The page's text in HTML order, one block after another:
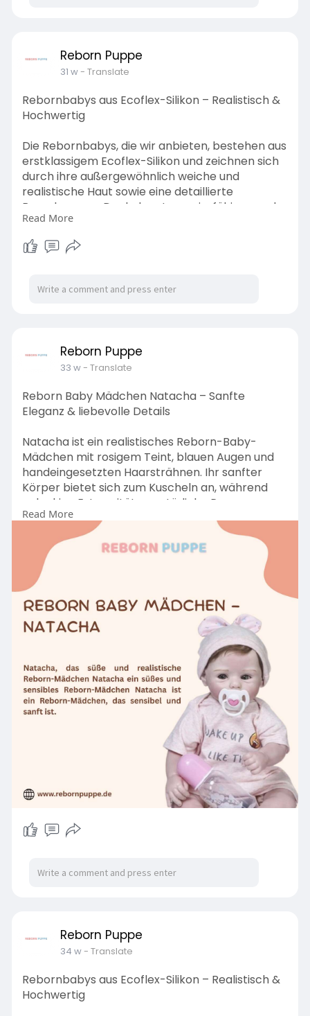
Reborn Puppe
31 w- Translate
Rebornbabys aus Ecoflex-Silikon – Realistisch &
Hochwertig
Die Rebornbabys, die wir anbieten, bestehen aus
erstklassigem Ecoflex-Silikon und zeichnen sich
durch ihre außergewöhnlich weiche und
realistische Haut sowie eine detaillierte
Bemalung aus. Dank des strapazierfähigen und
unbedenklichen Silikons können realistische
Modelle hergestellt werden, die auch ins Wasser
dürfen.
https://rebornpuppe.de/collect....ions/reborn-
Read More
Reborn Puppe
33 w- Translate
Reborn Baby Mädchen Natacha – Sanfte
Eleganz & liebevolle Details
Natacha ist ein realistisches Reborn-Baby-
Mädchen mit rosigem Teint, blauen Augen und
handeingesetzten Haarsträhnen. Ihr sanfter
Körper bietet sich zum Kuscheln an, während
gelenkige Extremitäten natürliche Posen
zulassen. Ideal für liebevolle Spiel- und
Sammelmomente.
Visit Us:
https://rebornpuppe.de/product....s/reborn-
baby-madche
Read More
Reborn Puppe
34 w- Translate
Rebornbabys aus Ecoflex-Silikon – Realistisch &
Hochwertig